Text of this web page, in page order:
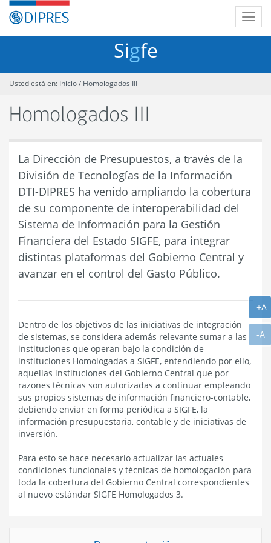
Contenido
principalDIPRES
-
Dirección
Abrir
/
Sigfe
Usted está en: Inicio/ Homologados III
Homologados III
La Dirección de Presupuestos, a través de la
División de Tecnologías de la Información
DTI-DIPRES ha venido ampliando la cobertura
de su componente de interoperabilidad del
Sistema de Información para la Gestión
Financiera del Estado SIGFE, para integrar
distintas plataformas del Gobierno Central y
avanzar en el control del Gasto Público.
Dentro de los objetivos de las iniciativas de integración
de sistemas, se considera además relevante sumar a las
instituciones que operan bajo la condición de
instituciones Homologadas a SIGFE, entendiendo por ello,
aquellas instituciones del Gobierno Central que por
razones técnicas son autorizadas a continuar empleando
sus propios sistemas de información financiero-contable,
debiendo enviar en forma periódica a SIGFE, la
información presupuestaria, contable y de iniciativas de
inversión.
Para esto se hace necesario actualizar las actuales
condiciones funcionales y técnicas de homologación para
toda la cobertura del Gobierno Central correspondientes
al nuevo estándar SIGFE Homologados 3.
buscar
+A
-A